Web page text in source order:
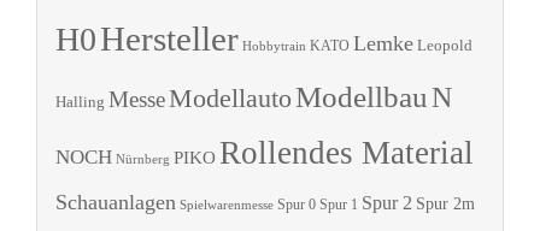
H0Hersteller Hobbytrain KATO Lemke Leopold
Halling MesseModellautoModellbauN
NOCH Nürnberg PIKO Rollendes Material
Schauanlagen Spielwarenmesse Spur 0 Spur 1 Spur 2 Spur 2m